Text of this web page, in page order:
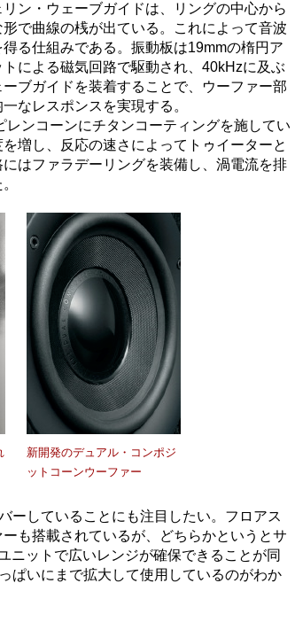
ン・ウェーブガイドは、リングの中心から
で曲線の桟が出ている。これによって音波
る仕組みである。振動板は19mmの楕円ア
による磁気回路で駆動され、40kHzに及ぶ
ブガイドを装着することで、ウーファー部
なレスポンスを実現する。
ンコーンにチタンコーティングを施してい
増し、反応の速さによってトゥイーターと
はファラデーリングを装備し、渦電流を排
新開発のデュアル・コンポジ
ットコーンウーファー
ーしていることにも注目したい。フロアス
も搭載されているが、どちらかというとサ
ニットで広いレンジが確保できることが同
ぱいにまで拡大して使用しているのがわか